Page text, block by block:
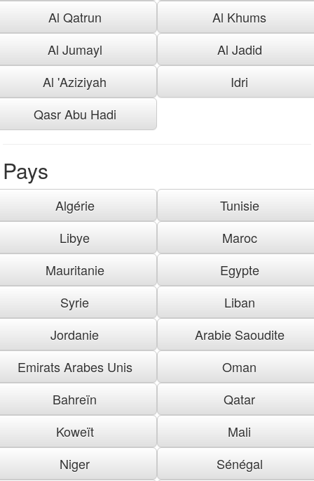
Al Qatrun
Al Khums
Al Jumayl
Al Jadid
Al 'Aziziyah
Idri
Qasr Abu Hadi
Pays
Algérie
Tunisie
Libye
Maroc
Mauritanie
Egypte
Syrie
Liban
Jordanie
Arabie Saoudite
Emirats Arabes Unis
Oman
Bahreïn
Qatar
Koweït
Mali
Niger
Sénégal